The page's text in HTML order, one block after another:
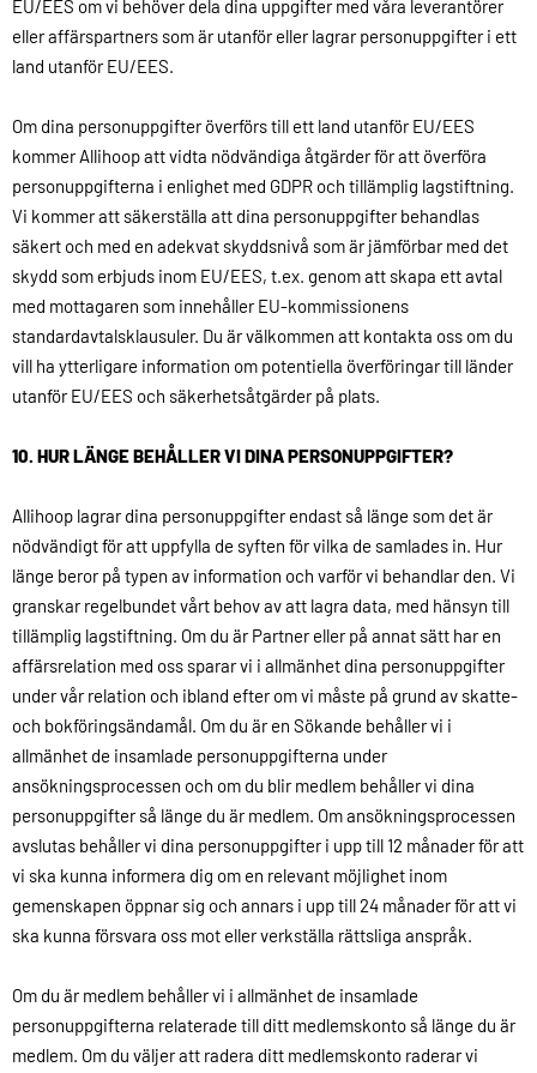
EU/EES om vi behöver dela dina uppgifter med våra leverantörer
eller affärspartners som är utanför eller lagrar personuppgifter i ett
land utanför EU/EES.
Om dina personuppgifter överförs till ett land utanför EU/EES
kommer Allihoop att vidta nödvändiga åtgärder för att överföra
personuppgifterna i enlighet med GDPR och tillämplig lagstiftning.
Vi kommer att säkerställa att dina personuppgifter behandlas
säkert och med en adekvat skyddsnivå som är jämförbar med det
skydd som erbjuds inom EU/EES, t.ex. genom att skapa ett avtal
med mottagaren som innehåller EU-kommissionens
standardavtalsklausuler. Du är välkommen att kontakta oss om du
vill ha ytterligare information om potentiella överföringar till länder
utanför EU/EES och säkerhetsåtgärder på plats.
10. HUR LÄNGE BEHÅLLER VI DINA PERSONUPPGIFTER?
Allihoop lagrar dina personuppgifter endast så länge som det är
nödvändigt för att uppfylla de syften för vilka de samlades in. Hur
länge beror på typen av information och varför vi behandlar den. Vi
granskar regelbundet vårt behov av att lagra data, med hänsyn till
tillämplig lagstiftning. Om du är Partner eller på annat sätt har en
affärsrelation med oss sparar vi i allmänhet dina personuppgifter
under vår relation och ibland efter om vi måste på grund av skatte-
och bokföringsändamål. Om du är en Sökande behåller vi i
allmänhet de insamlade personuppgifterna under
ansökningsprocessen och om du blir medlem behåller vi dina
personuppgifter så länge du är medlem. Om ansökningsprocessen
avslutas behåller vi dina personuppgifter i upp till 12 månader för att
vi ska kunna informera dig om en relevant möjlighet inom
gemenskapen öppnar sig och annars i upp till 24 månader för att vi
ska kunna försvara oss mot eller verkställa rättsliga anspråk.
Om du är medlem behåller vi i allmänhet de insamlade
personuppgifterna relaterade till ditt medlemskonto så länge du är
medlem. Om du väljer att radera ditt medlemskonto raderar vi